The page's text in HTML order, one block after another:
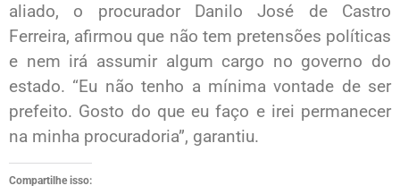
aliado, o procurador Danilo José de Castro
Ferreira, afirmou que não tem pretensões políticas
e nem irá assumir algum cargo no governo do
estado. “Eu não tenho a mínima vontade de ser
prefeito. Gosto do que eu faço e irei permanecer
na minha procuradoria”, garantiu.
Compartilhe isso: